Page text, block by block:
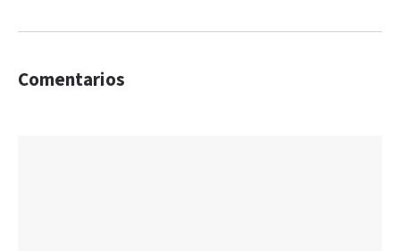
Comentarios